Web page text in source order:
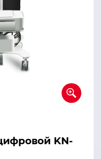
KN-